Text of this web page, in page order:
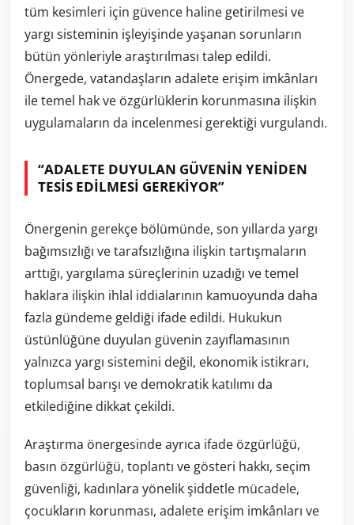
tüm kesimleri için güvence haline getirilmesi ve
yargı sisteminin işleyişinde yaşanan sorunların
bütün yönleriyle araştırılması talep edildi.
Önergede, vatandaşların adalete erişim imkânları
ile temel hak ve özgürlüklerin korunmasına ilişkin
uygulamaların da incelenmesi gerektiği vurgulandı.
“ADALETE DUYULAN GÜVENİN YENİDEN
TESİS EDİLMESİ GEREKİYOR”
Önergenin gerekçe bölümünde, son yıllarda yargı
bağımsızlığı ve tarafsızlığına ilişkin tartışmaların
arttığı, yargılama süreçlerinin uzadığı ve temel
haklara ilişkin ihlal iddialarının kamuoyunda daha
fazla gündeme geldiği ifade edildi. Hukukun
üstünlüğüne duyulan güvenin zayıflamasının
yalnızca yargı sistemini değil, ekonomik istikrarı,
toplumsal barışı ve demokratik katılımı da
etkilediğine dikkat çekildi.
Araştırma önergesinde ayrıca ifade özgürlüğü,
basın özgürlüğü, toplantı ve gösteri hakkı, seçim
güvenliği, kadınlara yönelik şiddetle mücadele,
çocukların korunması, adalete erişim imkânları ve